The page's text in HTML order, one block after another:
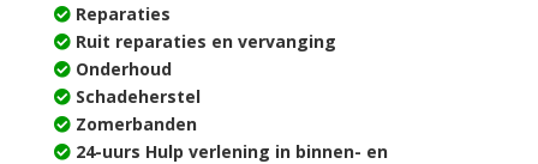
Reparaties
Ruit reparaties en vervanging
Onderhoud
Schadeherstel
Zomerbanden
24-uurs Hulp verlening in binnen- en